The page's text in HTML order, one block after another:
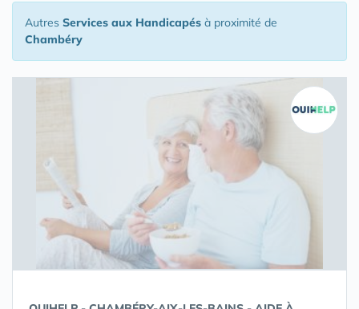
Autres Services aux Handicapés à proximité de
Chambéry